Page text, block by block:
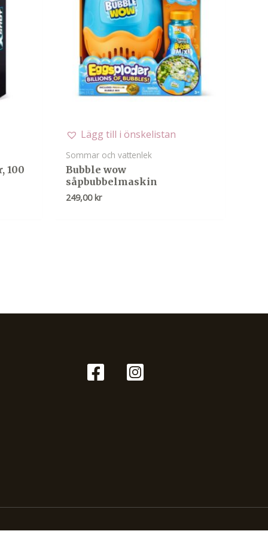
100
Lägg till i önskelistan
Sommar och vattenlek
Bubble wow
såpbubbelmaskin
249,00 kr